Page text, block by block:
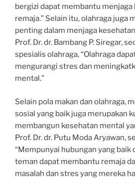
bergizi dapat membantu
remaja.” Selain itu, olahraga juga
penting dalam menjaga
Prof. Dr. dr. Bambang P. Siregar,
spesialis olahraga, “Olahraga
mengurangi stres dan
mental.”
Selain pola makan dan olahraga,
sosial yang baik juga merupakan
membangun kesehatan mental
Prof. Dr. dr. Putu Moda Aryawan,
“Mempunyai hubungan yang baik
teman dapat membantu remaja
masalah dan stres yang mereka